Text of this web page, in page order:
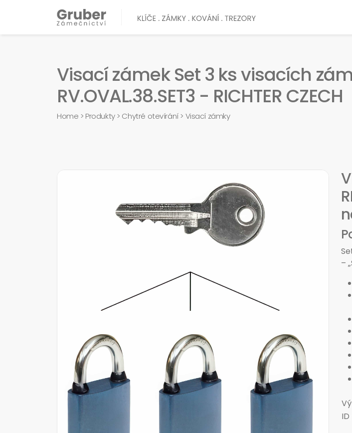
Visací zámek Set 3 ks visacích
RV.OVAL.38.SET3 - RICHTER CZECH
Home > Produkty> Chytré otevírání> Visací zámky
–